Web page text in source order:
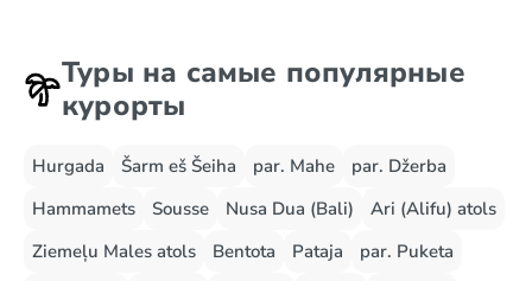
Туры на самые популярные
курорты
Hurgada Šarm eš Šeiha par. Mahe
par. Džerba
Hammamets
Sousse Nusa Dua (Bali)
Ari (Alifu) atols
Ziemeļu Males atols
Bentota Pataja
par. Puketa